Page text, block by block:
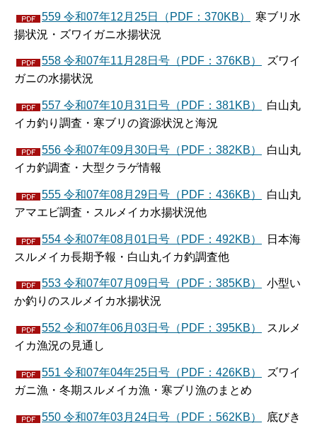
559 令和07年12月25日（PDF：370KB）
寒ブリ水
揚状況・ズワイガニ水揚状況
558 令和07年11月28日号（PDF：376KB）
ズワイ
ガニの水揚状況
557 令和07年10月31日号（PDF：381KB）
白山丸
イカ釣り調査・寒ブリの資源状況と海況
556 令和07年09月30日号（PDF：382KB）
白山丸
イカ釣調査・大型クラゲ情報
555 令和07年08月29日号（PDF：436KB）
白山丸
アマエビ調査・スルメイカ水揚状況他
554 令和07年08月01日号（PDF：492KB）
日本海
スルメイカ長期予報・白山丸イカ釣調査他
553 令和07年07月09日号（PDF：385KB）
小型い
か釣りのスルメイカ水揚状況
552 令和07年06月03日号（PDF：395KB）
スルメ
イカ漁況の見通し
551 令和07年04年25日号（PDF：426KB）
ズワイ
ガニ漁・冬期スルメイカ漁・寒ブリ漁のまとめ
550 令和07年03月24日号（PDF：562KB）
底びき